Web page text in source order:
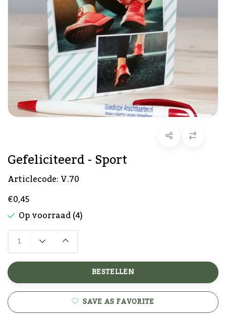
Gefeliciteerd - Sport
Articlecode:V.70
€0,45
Op voorraad (4)
BESTELLEN
SAVE AS FAVORITE